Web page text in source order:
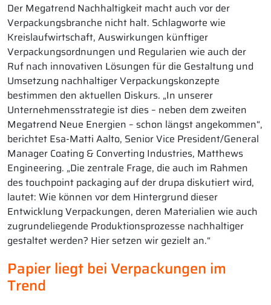
Der Megatrend Nachhaltigkeit macht auch vor der
Verpackungsbranche nicht halt. Schlagworte wie
Kreislaufwirtschaft, Auswirkungen künftiger
Verpackungsordnungen und Regularien wie auch der
Ruf nach innovativen Lösungen für die Gestaltung und
Umsetzung nachhaltiger Verpackungskonzepte
bestimmen den aktuellen Diskurs. „In unserer
Unternehmensstrategie ist dies – neben dem zweiten
Megatrend Neue Energien – schon längst angekommen“,
berichtet Esa-Matti Aalto, Senior Vice President/General
Manager Coating & Converting Industries, Matthews
Engineering. „Die zentrale Frage, die auch im Rahmen
des touchpoint packaging auf der drupa diskutiert wird,
lautet: Wie können vor dem Hintergrund dieser
Entwicklung Verpackungen, deren Materialien wie auch
zugrundeliegende Produktionsprozesse nachhaltiger
gestaltet werden? Hier setzen wir gezielt an.“
Papier liegt bei Verpackungen im
Trend